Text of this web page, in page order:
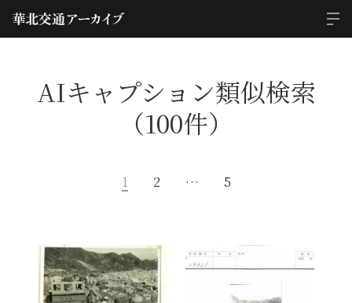
AIキャプション類似検索
（100件）
1 2 … 5